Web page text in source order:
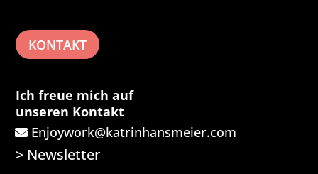
KONTAKT
Ich freue mich auf
unseren Kontakt
Enjoywork@katrinhansmeier.com
> Newsletter